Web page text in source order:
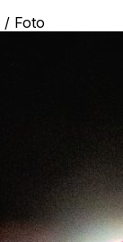
/ Foto